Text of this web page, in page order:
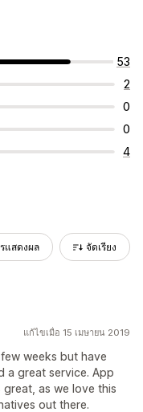
53
2
0
0
4
แสดงผล จัดเรียง
แก้ไขเมื่อ 15 เมษายน 2019
weeks but have
a great service. App
as we love this
out there.